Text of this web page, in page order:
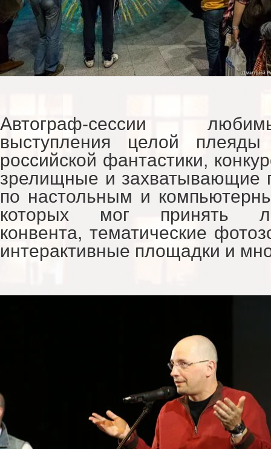
Автограф-сессии
выступления целой плеяды
российской фантастики,
зрелищные и захватывающие
по настольным и
которых мог принять
конвента, тематические
интерактивные площадки и